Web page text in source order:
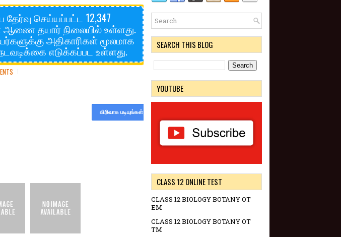
தேர்வு செய்யப்பட்ட 12,347
ஆணை தயார் நிலையில் உள்ளது.
அதிகாரிகள் மூலமாக
எடுக்கப்பட உள்ளது.
விரிவாக படியுங்கள்
SEARCH THIS BLOG
YOUTUBE
CLASS 12 ONLINE TEST
CLASS 12 BIOLOGY BOTANY OT
EM
CLASS 12 BIOLOGY BOTANY OT
TM